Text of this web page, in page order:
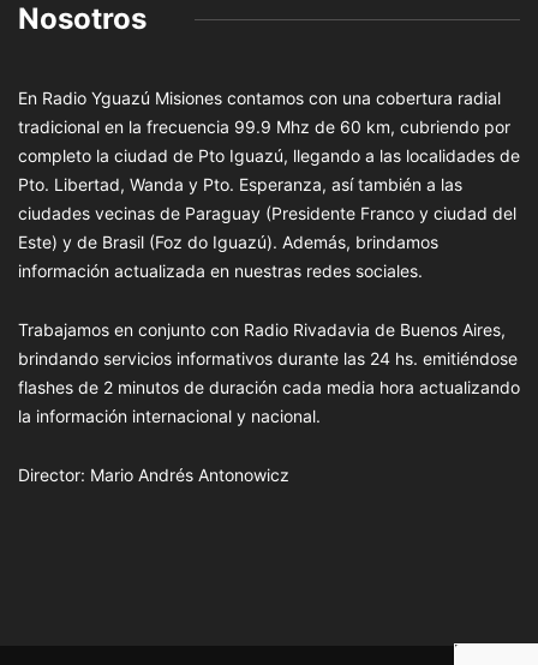
Nosotros
En Radio Yguazú Misiones contamos con una cobertura radial
tradicional en la frecuencia 99.9 Mhz de 60 km, cubriendo por
completo la ciudad de Pto Iguazú, llegando a las localidades de
Pto. Libertad, Wanda y Pto. Esperanza, así también a las
ciudades vecinas de Paraguay (Presidente Franco y ciudad del
Este) y de Brasil (Foz do Iguazú). Además, brindamos
información actualizada en nuestras redes sociales.
Trabajamos en conjunto con Radio Rivadavia de Buenos Aires,
brindando servicios informativos durante las 24 hs. emitiéndose
flashes de 2 minutos de duración cada media hora actualizando
la información internacional y nacional.
Director: Mario Andrés Antonowicz